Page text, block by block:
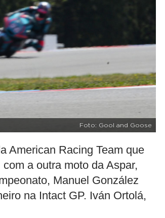
Foto: Gool and Goose
American Racing Team que
a outra moto da Aspar,
Manuel González
na Intact GP. Iván Ortolá,